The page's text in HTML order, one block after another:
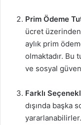
Prim Ödeme
ücret üzerinden
aylık prim
olmaktadır. Bu
ve sosyal
Farklı
dışında başka